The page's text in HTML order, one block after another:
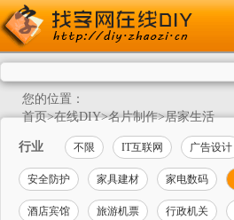
您的位置：
首页>在线DIY>名片制作>居家生活
行业 不限 IT互联网 广告设计
安全防护 家具建材 家电数码
酒店宾馆 旅游机票 行政机关